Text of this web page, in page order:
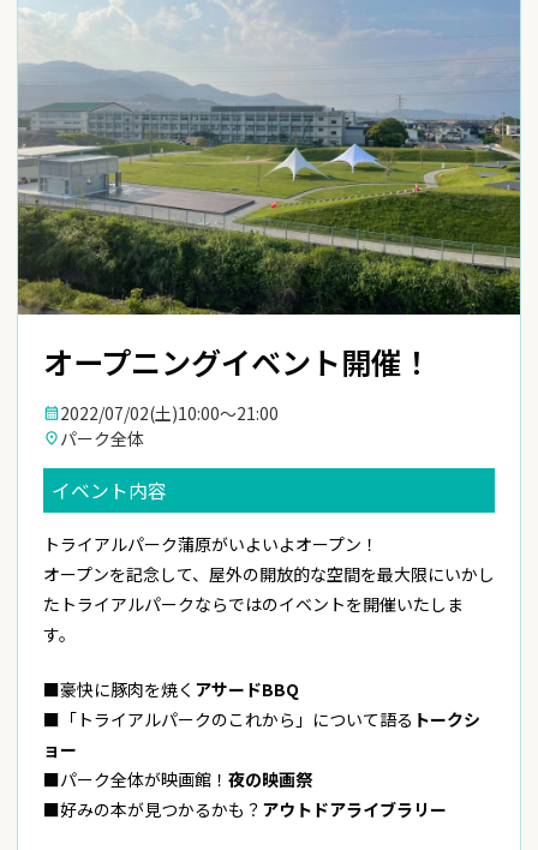
オープニングイベント開催！
calendar_month2022/07/02(土)10:00〜21:00
place パーク全体
イベント内容
トライアルパーク蒲原がいよいよオープン！
オープンを記念して、屋外の開放的な空間を最大限にいかし
たトライアルパークならではのイベントを開催いたしま
す。
■豪快に豚肉を焼く アサードBBQ
■「トライアルパークのこれから」について語る トークシ
ョー
■パーク全体が映画館！ 夜の映画祭
■好みの本が見つかるかも？ アウトドアライブラリー